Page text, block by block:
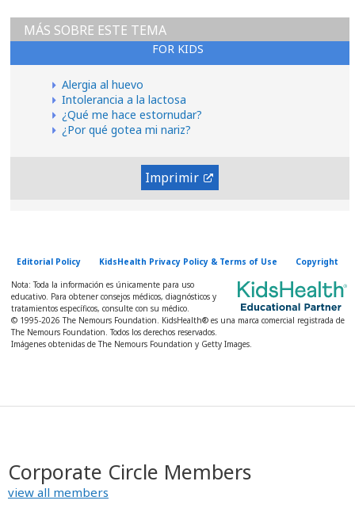
FOR KIDS
MÁS SOBRE ESTE TEMA
Alergia al huevo
Intolerancia a la lactosa
¿Qué me hace estornudar?
¿Por qué gotea mi nariz?
Imprimir
Editorial Policy KidsHealth Privacy Policy & Terms of Use Copyright
Nota: Toda la información es únicamente para uso
educativo. Para obtener consejos médicos, diagnósticos y
tratamientos específicos, consulte con su médico.
© 1995-2026 The Nemours Foundation. KidsHealth® es una marca comercial registrada de
The Nemours Foundation. Todos los derechos reservados.
Imágenes obtenidas de The Nemours Foundation y Getty Images.
Corporate Circle Members
view all members